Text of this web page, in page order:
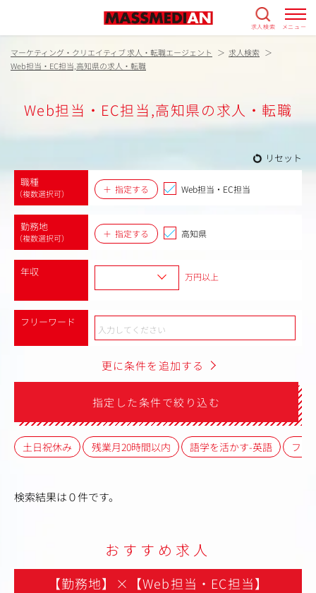
求人検索 メニュー
マーケティング・クリエイティブ 求人・転職エージェント
求人検索
Web担当・EC担当,高知県の求人・転職
Web担当・EC担当,高知県の求人・転職
リセット
職種
（複数選択可） 指定する Web担当・EC担当
勤務地
（複数選択可） 指定する 高知県
年収 万円以上
フリーワード
更に条件を追加する
指定した条件で絞り込む
土日祝休み 残業月20時間以内 語学を活かす-英語 フレ
検索結果は０件です。
おすすめ求人
【勤務地】 × 【Web担当・EC担当】